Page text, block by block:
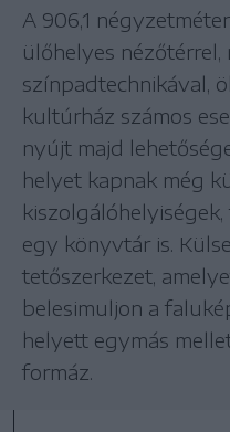
A 906,1
ülőhelyes
színpadtechnikával,
kultúrház számos
nyújt majd
helyet kapnak még
egy könyvtár is.
tetőszerkezet,
belesimuljon a
helyett egymás
formáz.